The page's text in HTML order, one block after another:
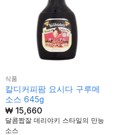
식품
칼디커피팜 요시다 구루메
소스 645g
₩15,660
달콤짭잘 데리야키 스타일의 만능
소스